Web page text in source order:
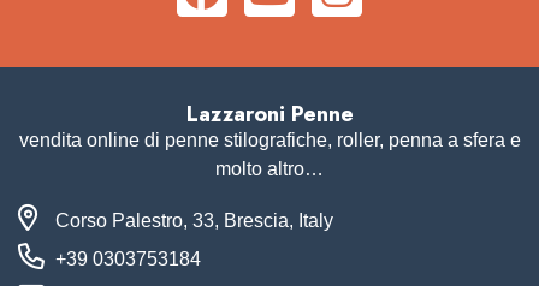
Lazzaroni Penne
vendita online di penne stilografiche, roller, penna a sfera e
molto altro…
Corso Palestro, 33, Brescia, Italy
+39 0303753184